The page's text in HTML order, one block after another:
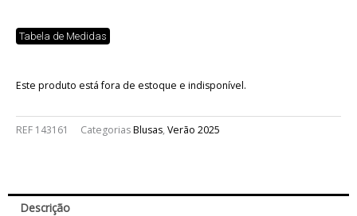
Tabela de Medidas
Este produto está fora de estoque e indisponível.
REF 143161 CategoriasBlusas, Verão 2025
Descrição